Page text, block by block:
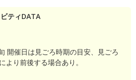
ティDATA
開催日は見ごろ時期の目安、見ごろ
より前後する場合あり。